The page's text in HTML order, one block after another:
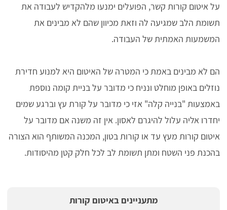
על איטום קורות קשר, הפועלים ימנעו מלהקדיש לעבודה את
תשומת הלב שמגיעה לה וזאת מכיוון שהם לא מבינים את
המשמעות האמתית של העבודה.
הם לא מבינים באמת כי המטרה של האיטום היא למנוע חדירת
נוזלים באופן מוחלט ונניח כי מדובר על בניית קומה נוספת
באמצעות "בנייה קלה" אזי כי מדובר על קורת עץ וברגע שמים
יחדרו אליה עלול להיגרם לאסון. אין זה משנה אם מדובר על
איטום קורות מעץ עד או קורות בטון, המכנה המשותף הוא הצורה
בהכנת פני השטח ומתן תשומת לב לכל חלק קטן מהיסודות.
מתעניינים באיטום קורות